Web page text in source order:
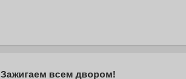
Зажигаем всем двором!